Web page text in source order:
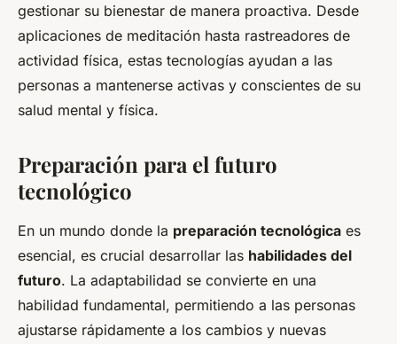
gestionar su bienestar de manera proactiva. Desde
aplicaciones de meditación hasta rastreadores de
actividad física, estas tecnologías ayudan a las
personas a mantenerse activas y conscientes de su
salud mental y física.
Preparación para el futuro
tecnológico
En un mundo donde la preparación tecnológica es
esencial, es crucial desarrollar las habilidades del
futuro. La adaptabilidad se convierte en una
habilidad fundamental, permitiendo a las personas
ajustarse rápidamente a los cambios y nuevas